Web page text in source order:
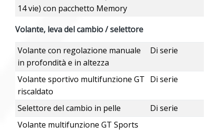
14 vie) con pacchetto Memory
Volante, leva del cambio / selettore
Volante con regolazione manuale
in profondità e in altezza
Di serie
Volante sportivo multifunzione GT
riscaldato
Di serie
Selettore del cambio in pelle
Di serie
Volante multifunzione GT Sports